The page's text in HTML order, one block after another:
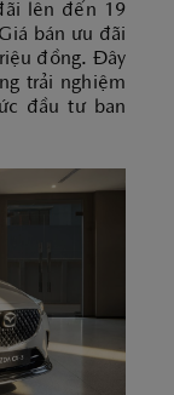
lên đến 19
bán ưu đãi
đồng. Đây
trải nghiệm
đầu tư ban